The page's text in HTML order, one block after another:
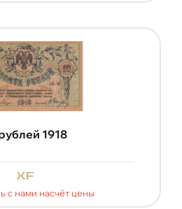
1918
xf
с нами насчёт цены